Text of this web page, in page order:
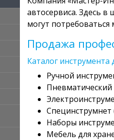
автосервиса. Здесь
могут
Продажа
Каталог инструмента
Ручной
Пневматический
Специнструмнет
Наборы
Мебель для